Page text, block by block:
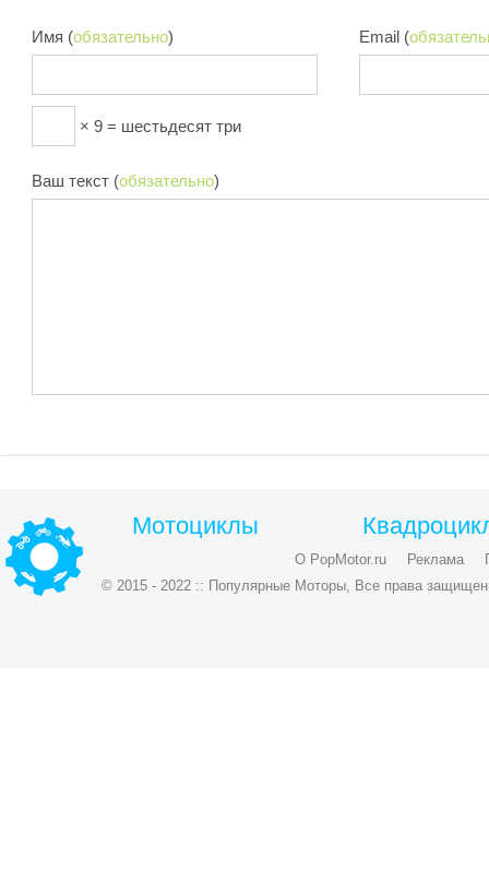
Имя (обязательно) Email (
× 9 = шестьдесят три
Ваш текст (обязательно)
Мотоциклы
О PopMotor.ru Реклама
© 2015 - 2022 :: Популярные Моторы, Все права